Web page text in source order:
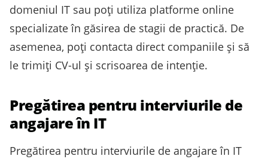
domeniul IT sau poți utiliza platforme online
specializate în găsirea de stagii de practică. De
asemenea, poți contacta direct companiile și să
le trimiți CV-ul și scrisoarea de intenție.
Pregătirea pentru interviurile de
angajare în IT
Pregătirea pentru interviurile de angajare în IT